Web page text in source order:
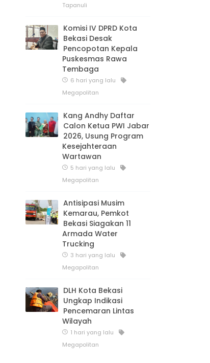
Tapanuli
Komisi IV DPRD Kota
Bekasi Desak
Pencopotan Kepala
Puskesmas Rawa
Tembaga
6 hari yang lalu
Megapolitan
Kang Andhy Daftar
Calon Ketua PWI Jabar
2026, Usung Program
Kesejahteraan
Wartawan
5 hari yang lalu
Megapolitan
Antisipasi Musim
Kemarau, Pemkot
Bekasi Siagakan 11
Armada Water
Trucking
3 hari yang lalu
Megapolitan
DLH Kota Bekasi
Ungkap Indikasi
Pencemaran Lintas
Wilayah
1 hari yang lalu
Megapolitan